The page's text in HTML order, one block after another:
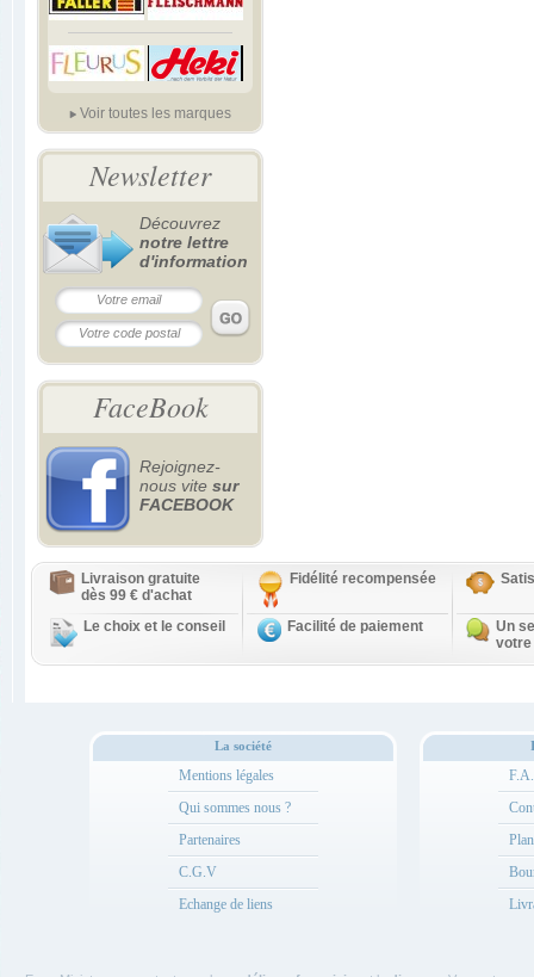
Voir toutes les marques
Newsletter
Découvrez
notre lettre
d'information
FaceBook
Rejoignez-
nous vite sur
FACEBOOK
Livraison gratuite
dès 99 € d'achat
Fidélité recompensée
Le choix et le conseil Facilité de paiement
Un
votre
La société
Mentions légales
Qui sommes nous ?
Partenaires
C.G.V
Echange de liens